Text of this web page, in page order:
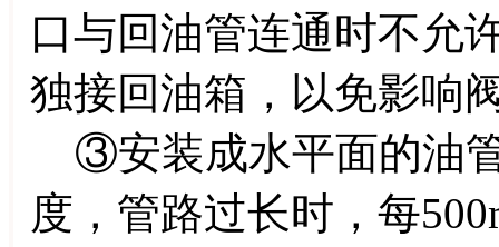
口与回油管连通时不允
独接回油箱，以免影响
③安装成水平面的油管
度，管路过长时，每